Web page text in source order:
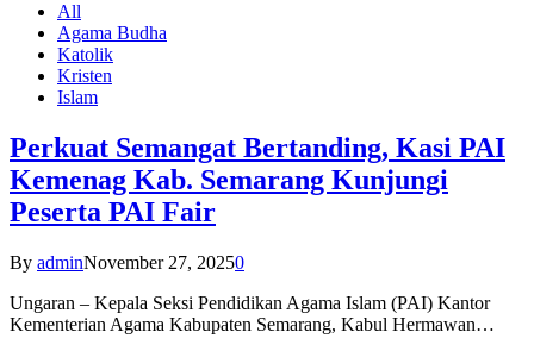
All
Agama Budha
Katolik
Kristen
Islam
Perkuat Semangat Bertanding, Kasi PAI
Kemenag Kab. Semarang Kunjungi
Peserta PAI Fair
By adminNovember 27, 20250
Ungaran – Kepala Seksi Pendidikan Agama Islam (PAI) Kantor
Kementerian Agama Kabupaten Semarang, Kabul Hermawan…